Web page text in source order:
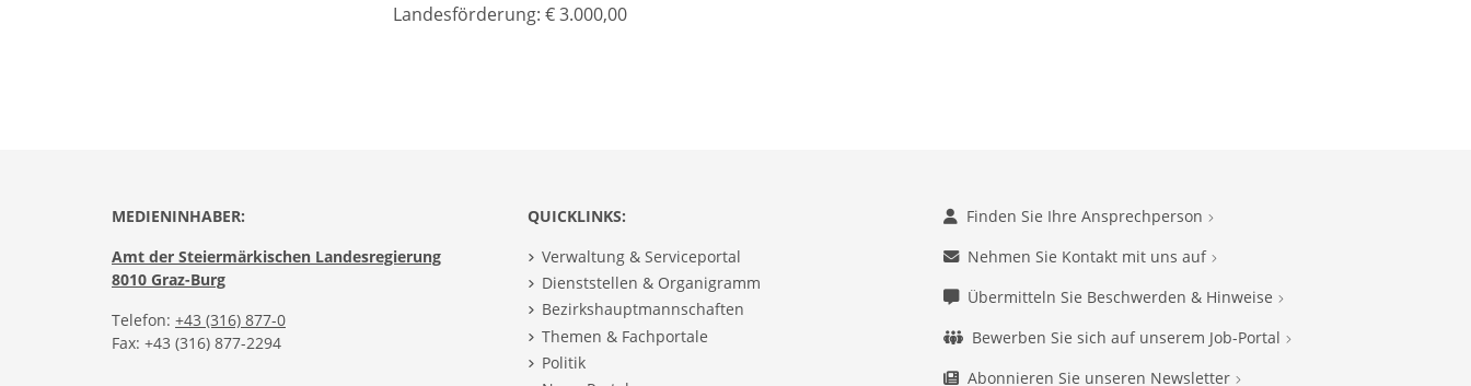
Landesförderung: € 3.000,00
MEDIENINHABER:
Amt der Steiermärkischen Landesregierung
8010 Graz-Burg
Telefon: +43 (316) 877-0
Fax: +43 (316) 877-2294
QUICKLINKS:
Verwaltung & Serviceportal
Dienststellen & Organigramm
Bezirkshauptmannschaften
Themen & Fachportale
Politik
Finden Sie Ihre Ansprechperson
Nehmen Sie Kontakt mit uns auf
Übermitteln Sie Beschwerden & Hinweise
Bewerben Sie sich auf unserem Job-Portal
Abonnieren Sie unseren Newsletter